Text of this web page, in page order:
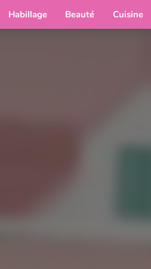
Habillage Beauté Cuisine